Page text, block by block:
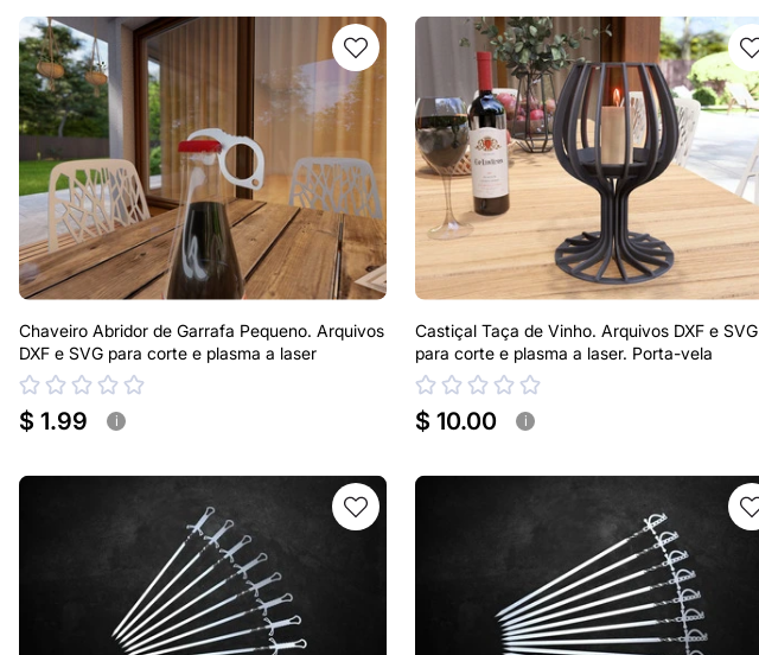
Chaveiro Abridor de Garrafa Pequeno. Arquivos
DXF e SVG para corte e plasma a laser
$ 1.99 i
Castiçal Taça de Vinho. Arquivos DXF e SVG
para corte e plasma a laser. Porta-vela
$ 10.00 i